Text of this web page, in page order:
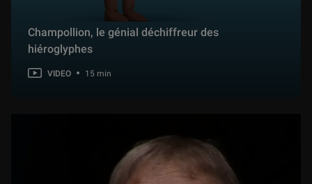
Champollion, le génial déchiffreur des
hiéroglyphes
VIDEO 15 min